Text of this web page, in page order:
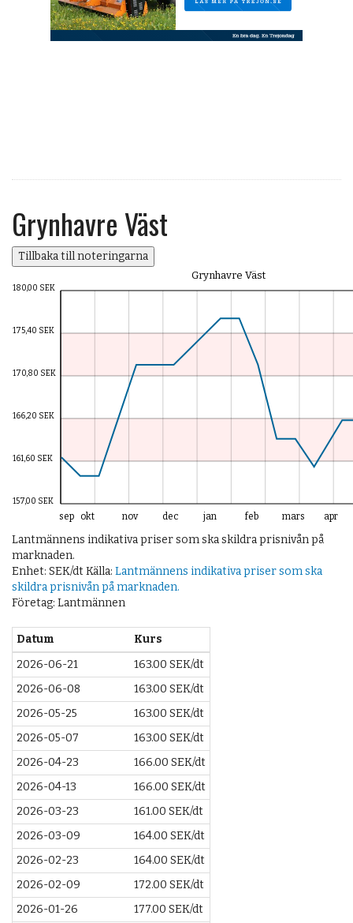
Grynhavre Väst
Tillbaka till noteringarna
180,00 SEK
175,40 SEK
170,80 SEK
166,20 SEK
161,60 SEK
157,00 SEK
Grynhavre Väst
sep okt nov dec jan feb mars apr
Lantmännens indikativa priser som ska skildra prisnivån på
marknaden.
Enhet: SEK/dt Källa: Lantmännens indikativa priser som ska
skildra prisnivån på marknaden.
Företag: Lantmännen
Datum
Kurs
2026-06-21
163.00 SEK/dt
2026-06-08
163.00 SEK/dt
2026-05-25
163.00 SEK/dt
2026-05-07
163.00 SEK/dt
2026-04-23
166.00 SEK/dt
2026-04-13
166.00 SEK/dt
2026-03-23
161.00 SEK/dt
2026-03-09
164.00 SEK/dt
2026-02-23
164.00 SEK/dt
2026-02-09
172.00 SEK/dt
2026-01-26
177.00 SEK/dt